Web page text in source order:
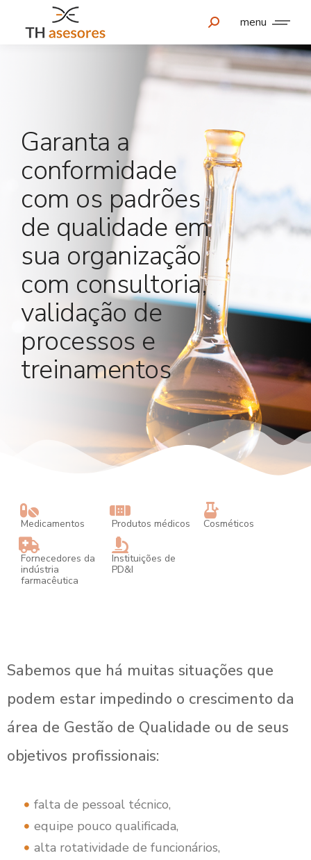
menu
Garanta a
conformidade
com os padrões
de qualidade em
sua organização
com consultoria,
validação de
processos e
treinamentos
Medicamentos Produtos médicos Cosméticos
Fornecedores da
indústria
farmacêutica
Instituições de
PD&I
Sabemos que há muitas situações que
podem estar impedindo o crescimento da
área de Gestão de Qualidade ou de seus
objetivos profissionais:
falta de pessoal técnico,
equipe pouco qualificada,
alta rotatividade de funcionários,